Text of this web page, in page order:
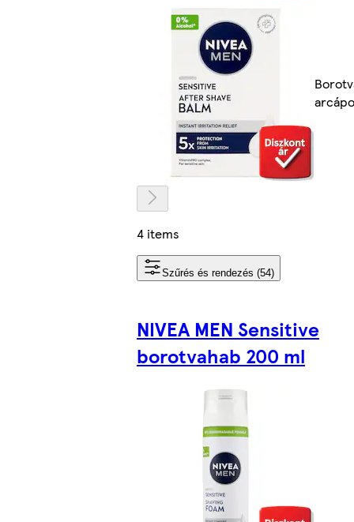
4 items
Szűrés és rendezés (54)
NIVEA MEN Sensitive
borotvahab 200 ml